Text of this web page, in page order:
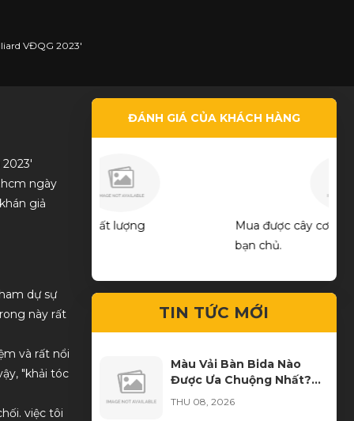
VĐQG 2023'
ngày
giả
dự sự
này rất
và rất nổi
"khải tóc
việc tôi
ĐÁNH GIÁ CỦA KHÁCH HÀNG
Mua được cây cơ ưng ý quá! Thks shop và
TIN TỨC MỚI
Màu Vải Bàn Bida Nào
Được Ưa Chuộng Nhất?
Kinh Nghiệm Chọn Màu
Cho CLB Bida
THU 08, 2026